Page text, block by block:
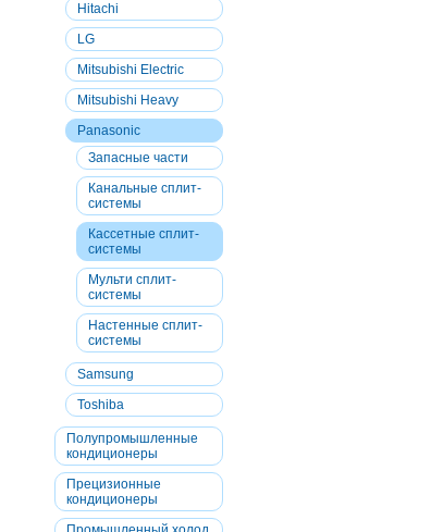
Hitachi
LG
Mitsubishi Electric
Mitsubishi Heavy
Panasonic
Запасные части
Канальные сплит-
системы
Кассетные сплит-
системы
Мульти сплит-
системы
Настенные сплит-
системы
Samsung
Toshiba
Полупромышленные
кондиционеры
Прецизионные
кондиционеры